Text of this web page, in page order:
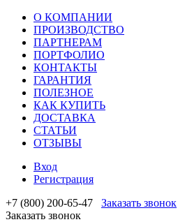
О КОМПАНИИ
ПРОИЗВОДСТВО
ПАРТНЕРАМ
ПОРТФОЛИО
КОНТАКТЫ
ГАРАНТИЯ
ПОЛЕЗНОЕ
КАК КУПИТЬ
ДОСТАВКА
СТАТЬИ
ОТЗЫВЫ
Вход
Регистрация
+7 (800) 200-65-47
Заказать звонок
Заказать звонок